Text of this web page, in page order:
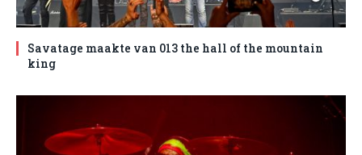
Savatage maakte van 013 the hall of the mountain
king